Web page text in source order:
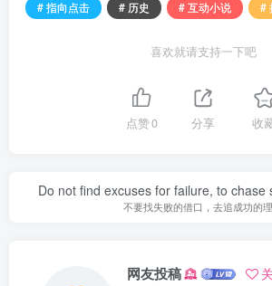
# 指向点击
# 历史 # 互动小说 #
喜欢就请支持一下吧
点赞0 分享 收
Do not find excuses for failure, to chase
不要找失败的借口，去追成功的
网友投稿